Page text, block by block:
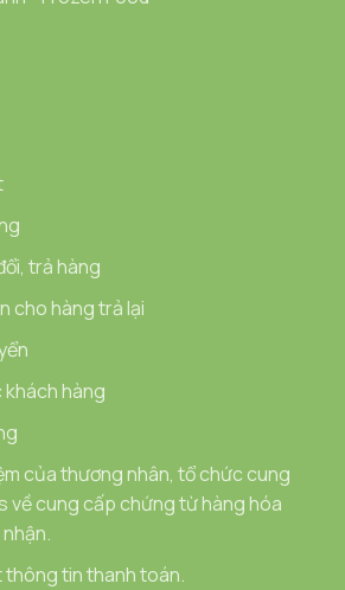
trả hàng
cho hàng trả lại
hàng
của thương nhân, tổ chức cung
về cung cấp chứng từ hàng hóa
thông tin thanh toán.